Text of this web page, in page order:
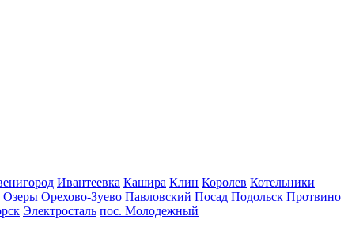
Ивантеевка Кашира Клин Королев Котельники
Озеры Орехово-Зуево Павловский Посад Подольск Протвино
Электросталь пос. Молодежный